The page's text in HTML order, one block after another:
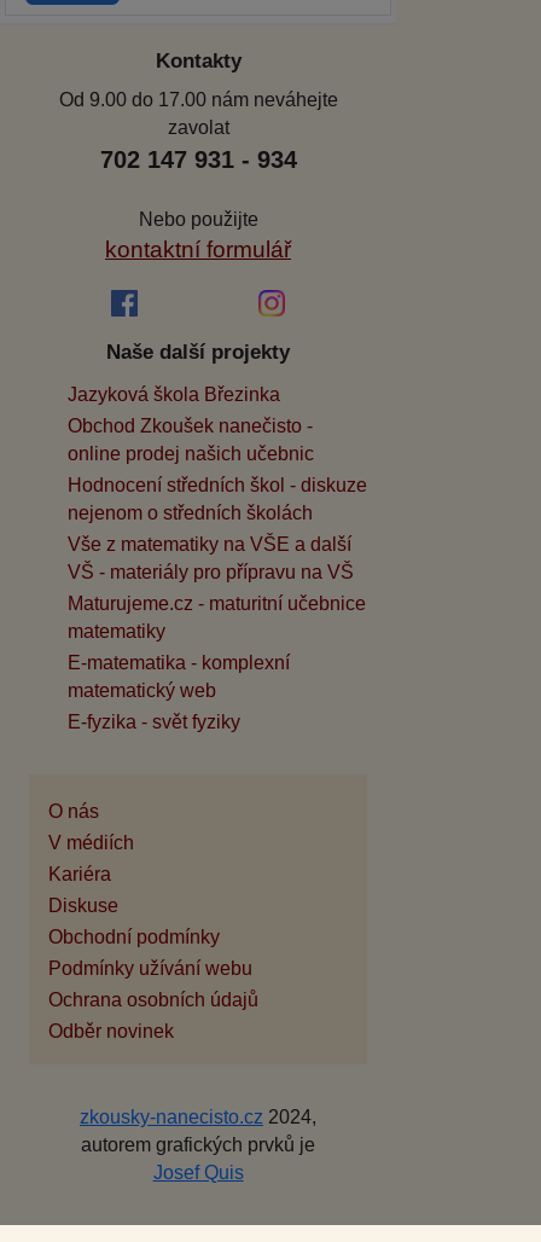
Kontakty
Od 9.00 do 17.00 nám neváhejte
zavolat
702 147 931 - 934
Nebo použijte
kontaktní formulář
Naše další projekty
Jazyková škola Březinka
Obchod Zkoušek nanečisto -
online prodej našich učebnic
Hodnocení středních škol - diskuze
nejenom o středních školách
Vše z matematiky na VŠE a další
VŠ - materiály pro přípravu na VŠ
Maturujeme.cz - maturitní učebnice
matematiky
E-matematika - komplexní
matematický web
E-fyzika - svět fyziky
O nás
V médiích
Kariéra
Diskuse
Obchodní podmínky
Podmínky užívání webu
Ochrana osobních údajů
Odběr novinek
zkousky-nanecisto.cz 2024,
autorem grafických prvků je
Josef Quis